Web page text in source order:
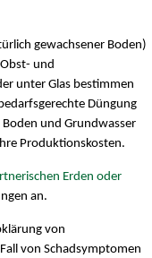
gewachsener Boden)
und
unter Glas bestimmen
Düngung
und Grundwasser
Produktionskosten.
Erden oder
an.
von
von Schadsymptomen